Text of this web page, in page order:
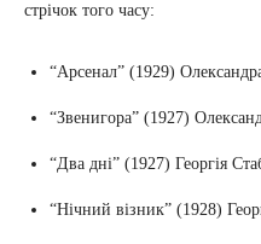
стрічок того часу:
“Арсенал” (1929)
“Звенигора” (1927)
“Два дні” (1927) Георгія
“Нічний візник” (1928)